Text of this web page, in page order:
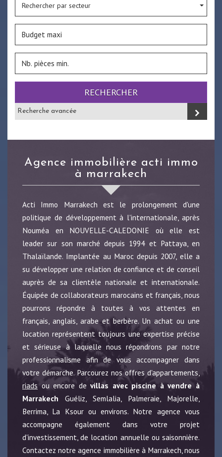
Rechercher par secteur
RECHERCHER
Recherche avancée
agence immobilière acti immo
à marrakech
Acti Immo Marrakech est le prolongement d'une
politique de développement à l'internationale, après
Nouméa en NOUVELLE-CALEDONIE où elle est
leader sur son marché depuis 1994 et Pattaya, en
Thalaïlande. Implantée au Maroc depuis 2007, elle a
su développer une relation de confiance et de conseil
auprès de sa clientèle nationale et internationale.
Équipée de collaborateurs marocains et français, nous
pourrons répondre à toutes à vos attentes en
français, anglais, arabe et berbère. Un achat ou une
location représentent toujours une expertise précise
et sérieuse à laquelle nous répondrons par notre
professionnalisme afin de vous accompagner dans
votre démarche. Parcourez nos offres d'appartements,
riads ou encore devillas avec piscine à vendre à
Marrakech Guéliz, Semlalia, Palmeraie, Majorelle,
Berrima, La Ksour ou environs. Notre agence vous
accompagne également dans votre projet
d'investissement, de location annuelle ou saisonnière.
Contactez notre agence immobilière à Marrakech, nous